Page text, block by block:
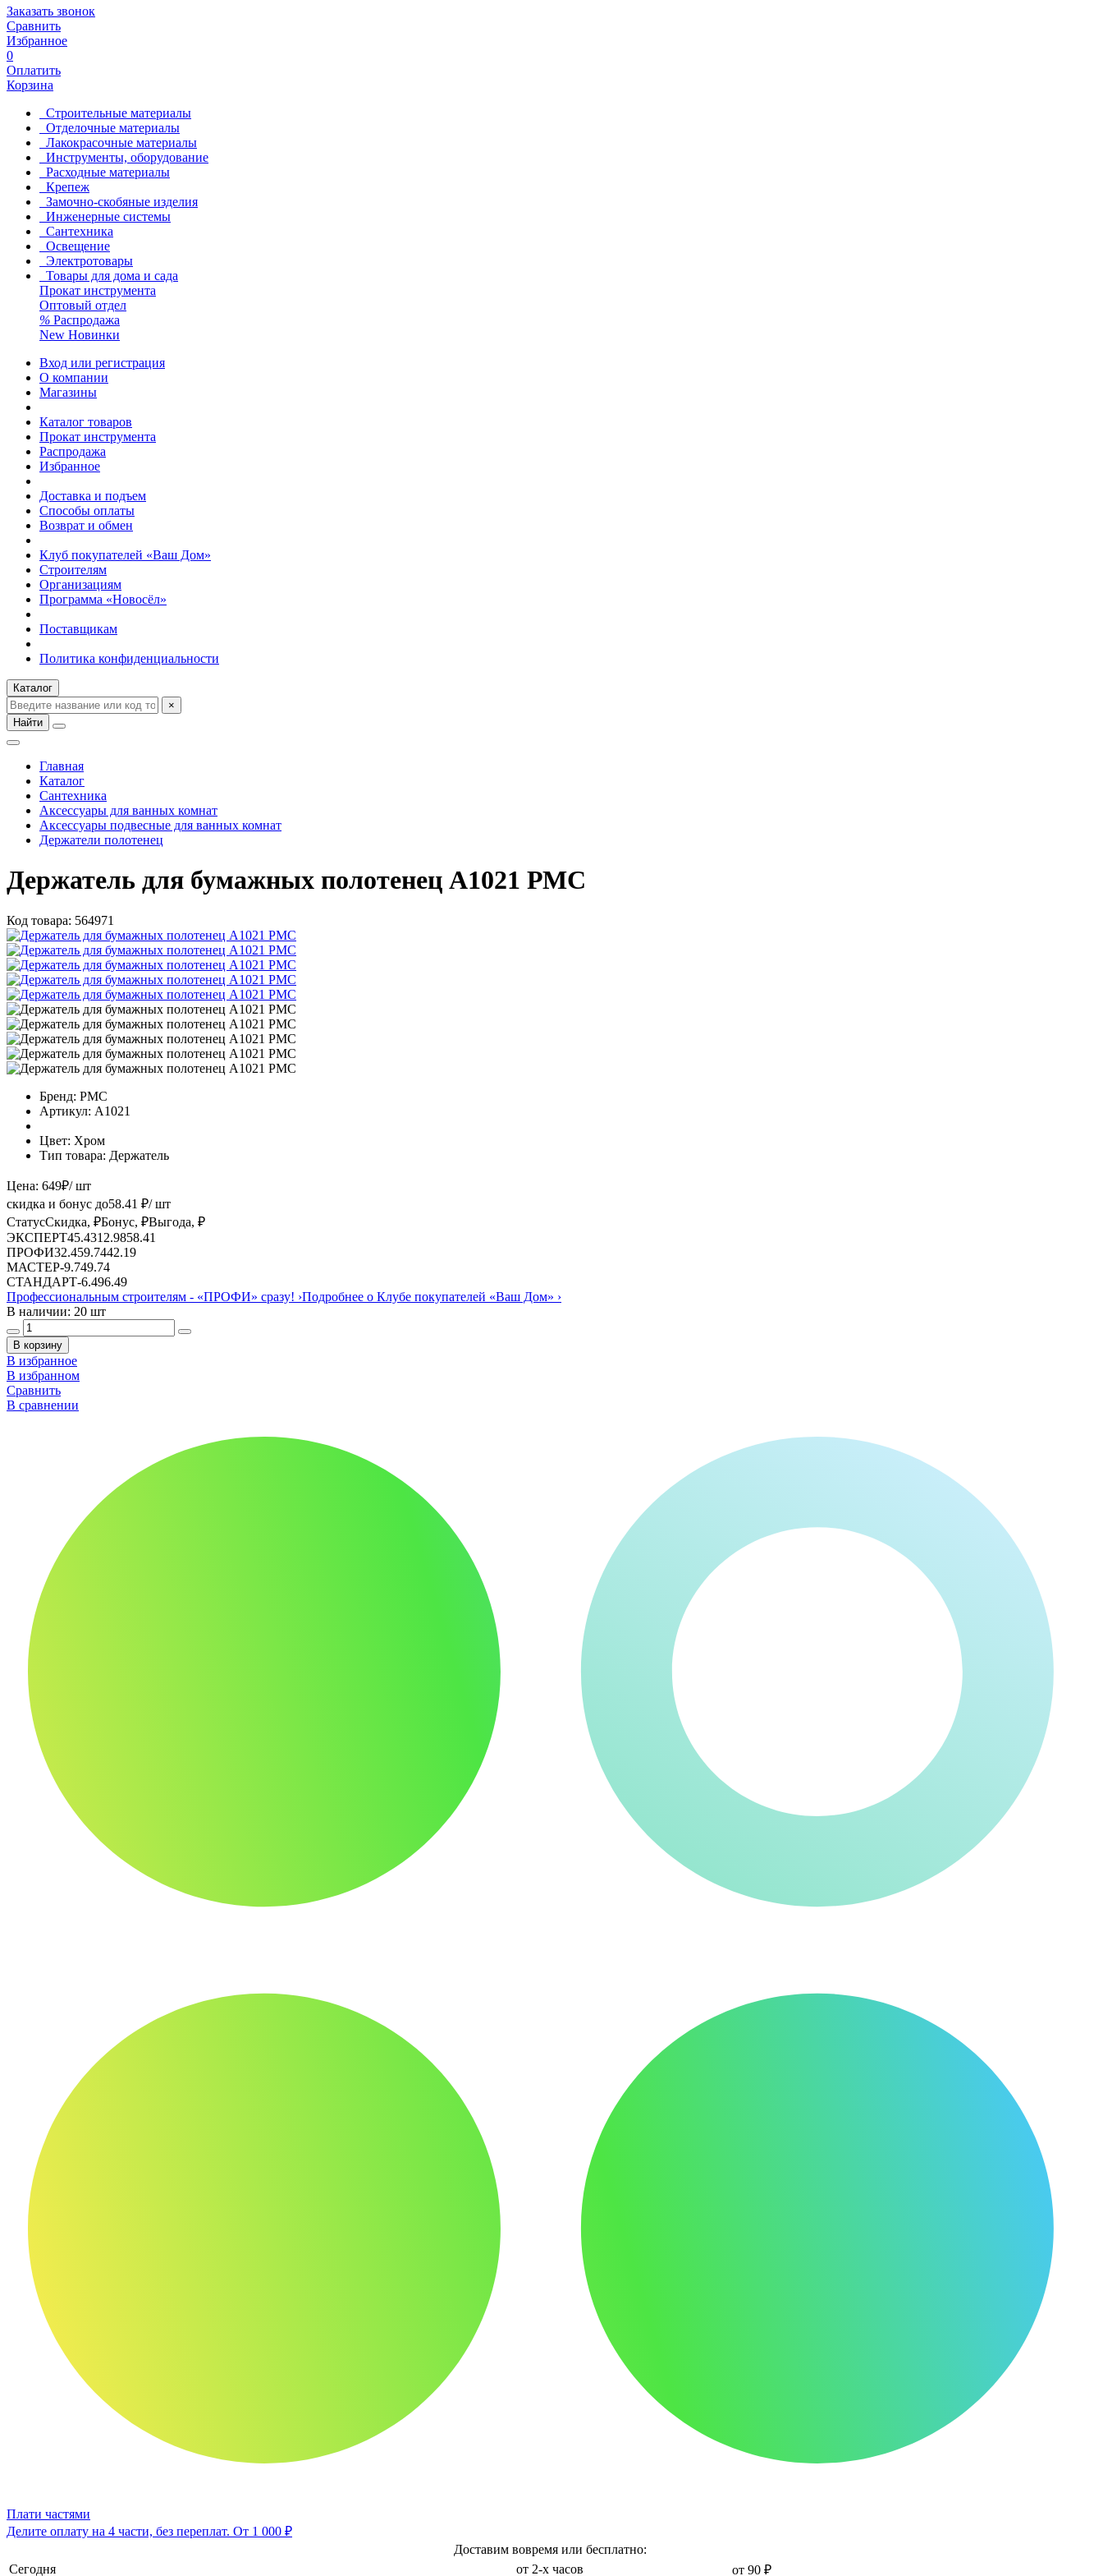
Заказать звонок
Сравнить
Избранное
0
Оплатить
Корзина
Строительные материалы
Отделочные материалы
Лакокрасочные материалы
Инструменты, оборудование
Расходные материалы
Крепеж
Замочно-скобяные изделия
Инженерные системы
Сантехника
Освещение
Электротовары
Товары для дома и сада
Прокат инструмента
Оптовый отдел
% Распродажа
New Новинки
Вход или регистрация
О компании
Магазины
Каталог товаров
Прокат инструмента
Распродажа
Избранное
Доставка и подъем
Способы оплаты
Возврат и обмен
Клуб покупателей «Ваш Дом»
Строителям
Организациям
Программа «Новосёл»
Поставщикам
Политика конфиденциальности
Каталог
×
Найти
Главная
Каталог
Сантехника
Аксессуары для ванных комнат
Аксессуары подвесные для ванных комнат
Держатели полотенец
Держатель для бумажных полотенец A1021 РМС
Код товара: 564971
Бренд: РМС
Артикул: A1021
Цвет: Хром
Тип товара: Держатель
Цена: 649₽/ шт
скидка и бонус до58.41 ₽/ шт
СтатусСкидка, ₽Бонус, ₽Выгода, ₽
ЭКСПЕРТ45.4312.9858.41
ПРОФИ32.459.7442.19
МАСТЕР-9.749.74
СТАНДАРТ-6.496.49
Профессиональным строителям - «ПРОФИ» сразу! ›Подробнее о Клубе покупателей «Ваш Дом» ›
В наличии: 20 шт
В корзину
В избранное
В избранном
Сравнить
В сравнении
Плати частями
Делите оплату на 4 части, без переплат. От 1 000 ₽
Доставим вовремя или бесплатно:
Сегодня
от 2-х часов от 90 ₽